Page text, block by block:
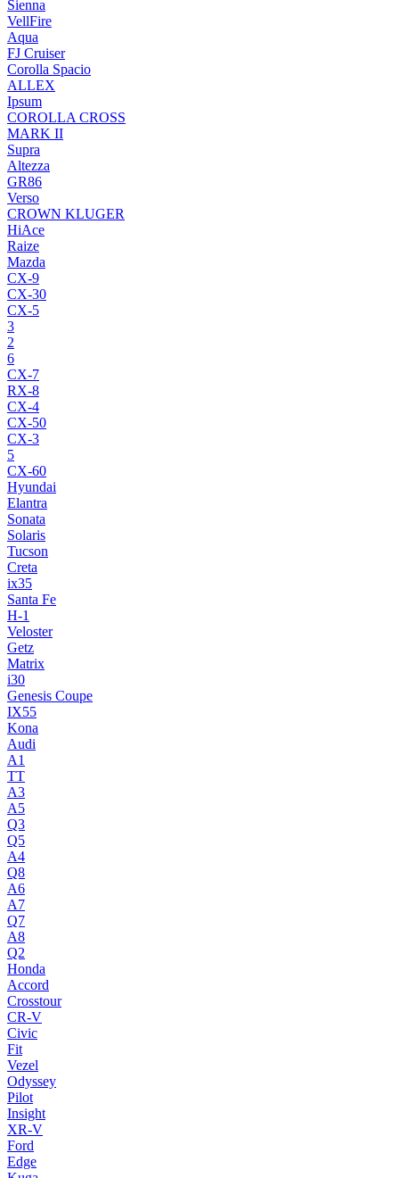
Sienna
VellFire
Aqua
FJ Cruiser
Corolla Spacio
ALLEX
Ipsum
COROLLA CROSS
MARK II
Supra
Altezza
GR86
Verso
CROWN KLUGER
HiAce
Raize
Mazda
CX-9
CX-30
CX-5
3
2
6
CX-7
RX-8
CX-4
CX-50
CX-3
5
CX-60
Hyundai
Elantra
Sonata
Solaris
Tucson
Creta
ix35
Santa Fe
H-1
Veloster
Getz
Matrix
i30
Genesis Coupe
IX55
Kona
Audi
A1
TT
A3
A5
Q3
Q5
A4
Q8
A6
A7
Q7
A8
Q2
Honda
Accord
Crosstour
CR-V
Civic
Fit
Vezel
Odyssey
Pilot
Insight
XR-V
Ford
Edge